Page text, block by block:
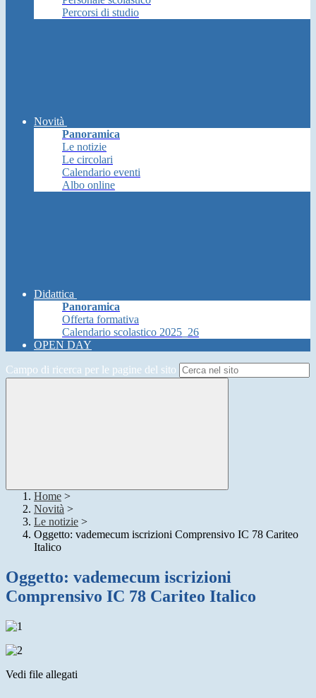
Percorsi di studio
Novità
Panoramica
Le notizie
Le circolari
Calendario eventi
Albo online
Didattica
Panoramica
Offerta formativa
Calendario scolastico 2025_26
OPEN DAY
Campo di ricerca per le pagine del sito
Home >
Novità >
Le notizie >
Oggetto: vademecum iscrizioni Comprensivo IC 78 Cariteo
Italico
Oggetto: vademecum iscrizioni
Comprensivo IC 78 Cariteo Italico
Vedi file allegati